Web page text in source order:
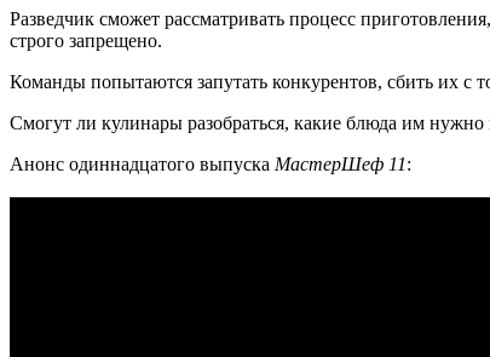
Разведчик сможет рассматривать процесс
строго запрещено.
Команды попытаются запутать конкурентов, сбить их
Смогут ли кулинары разобраться, какие блюда им нужно
Анонс одиннадцатого выпуска МастерШеф 11: